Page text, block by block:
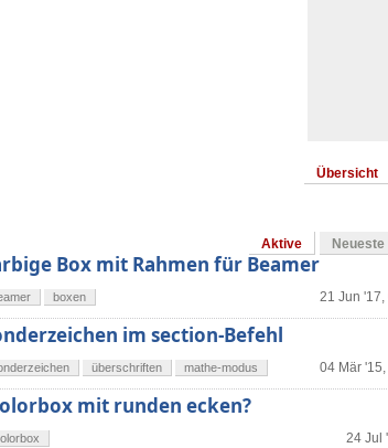
Übersicht
Aktive Neueste
Box mit Rahmen für Beamer
21 Jun '17,
boxen
im section-Befehl
04 Mär
überschriften mathe-modus
mit runden ecken?
24 Jul